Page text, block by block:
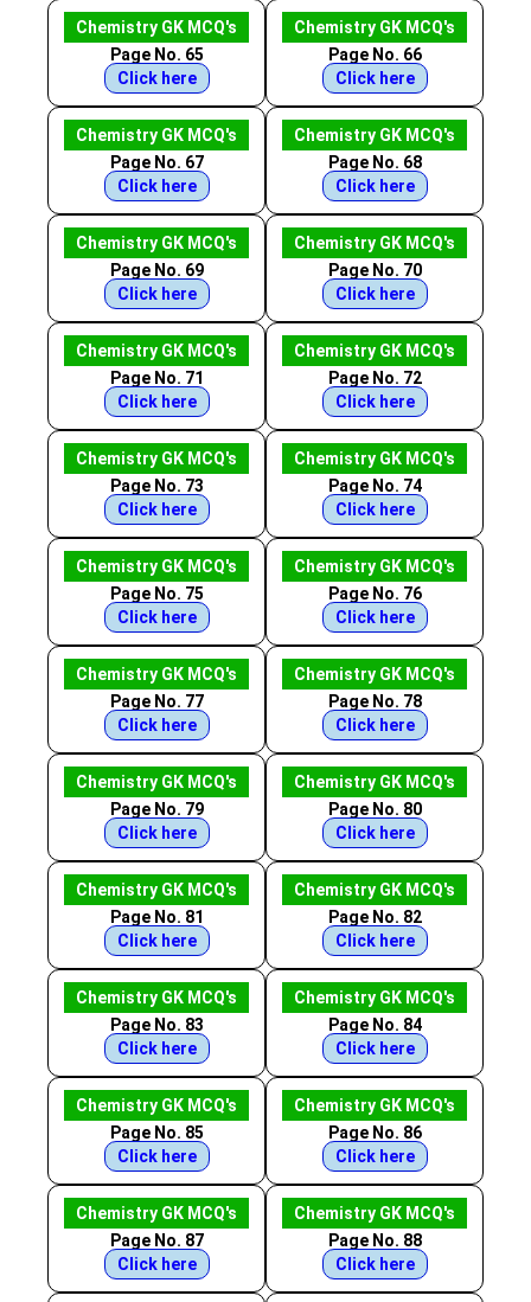
Chemistry GK MCQ's
Page No. 65
Click here
Chemistry GK MCQ's
Page No. 66
Click here
Chemistry GK MCQ's
Page No. 67
Click here
Chemistry GK MCQ's
Page No. 68
Click here
Chemistry GK MCQ's
Page No. 69
Click here
Chemistry GK MCQ's
Page No. 70
Click here
Chemistry GK MCQ's
Page No. 71
Click here
Chemistry GK MCQ's
Page No. 72
Click here
Chemistry GK MCQ's
Page No. 73
Click here
Chemistry GK MCQ's
Page No. 74
Click here
Chemistry GK MCQ's
Page No. 75
Click here
Chemistry GK MCQ's
Page No. 76
Click here
Chemistry GK MCQ's
Page No. 77
Click here
Chemistry GK MCQ's
Page No. 78
Click here
Chemistry GK MCQ's
Page No. 79
Click here
Chemistry GK MCQ's
Page No. 80
Click here
Chemistry GK MCQ's
Page No. 81
Click here
Chemistry GK MCQ's
Page No. 82
Click here
Chemistry GK MCQ's
Page No. 83
Click here
Chemistry GK MCQ's
Page No. 84
Click here
Chemistry GK MCQ's
Page No. 85
Click here
Chemistry GK MCQ's
Page No. 86
Click here
Chemistry GK MCQ's
Page No. 87
Click here
Chemistry GK MCQ's
Page No. 88
Click here